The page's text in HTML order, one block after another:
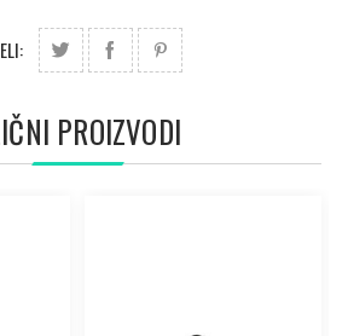
PROIZVODI